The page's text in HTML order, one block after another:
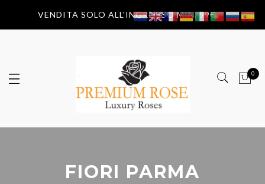
VENDITA SOLO ALL'INGROSSO MIN. 99€
0
FIORI PARMA